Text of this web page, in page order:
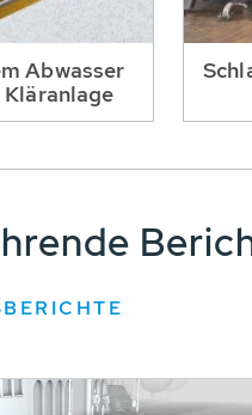
Abwasser